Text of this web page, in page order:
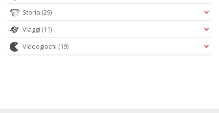
Storia (29)
Viaggi (11)
Videogiochi (19)